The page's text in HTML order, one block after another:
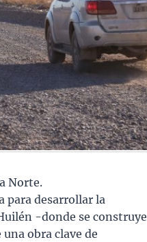
Norte.
para desarrollar la
-donde se construye
obra clave de